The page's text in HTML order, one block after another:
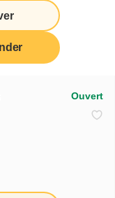
Ouvert
ou Duo sucré-